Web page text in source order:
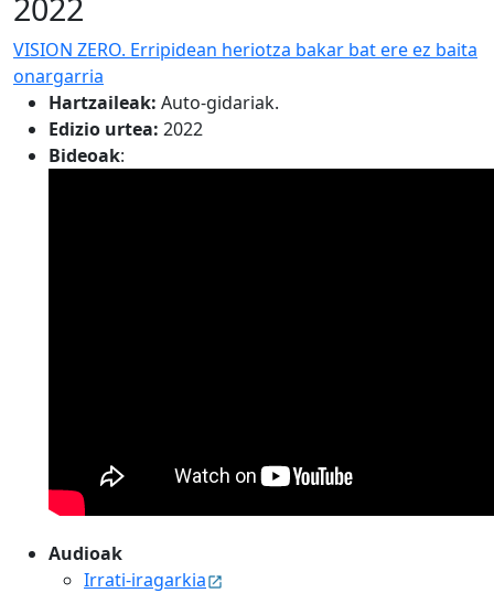
VISION ZERO. Erripidean heriotza bakar bat ere ez baita
onargarria
Hartzaileak: Auto-gidariak.
Edizio urtea: 2022
Bideoak:
Audioak
Irrati-iragarkia